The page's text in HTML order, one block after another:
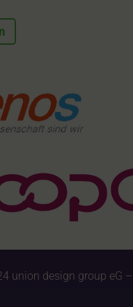
union design group eG –